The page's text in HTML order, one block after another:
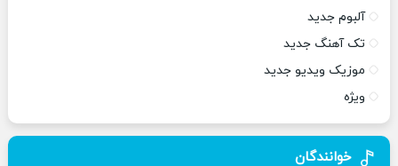
آلبوم جدید
تک آهنگ جدید
موزیک ویدیو جدید
ویژه
خوانندگان